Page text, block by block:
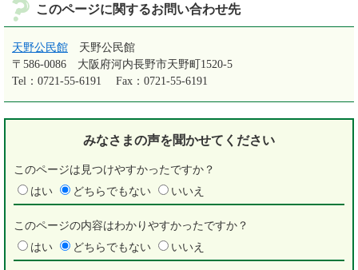
このページに関するお問い合わせ先
天野公民館
天野公民館
〒586-0086
大阪府河内長野市天野町1520-5
Tel：0721-55-6191
Fax：0721-55-6191
みなさまの声を聞かせてください
このページは見つけやすかったですか？
はい
どちらでもない いいえ
このページの内容はわかりやすかったですか？
はい
どちらでもない いいえ